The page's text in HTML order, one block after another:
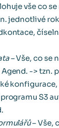
vše co
jednotlivé
– Vše, co se
-> tzn.
S3
– Vše,